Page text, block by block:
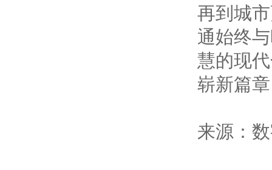
再到城
通始终
慧的现
崭新篇
来源：